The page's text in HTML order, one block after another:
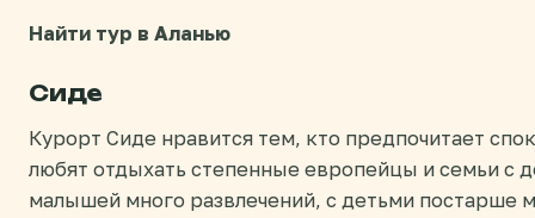
Найти тур в Аланью
Сиде
Курорт Сиде нравится тем, кто предпочитает
любят отдыхать степенные европейцы и семьи с
малышей много развлечений, с детьми постарше